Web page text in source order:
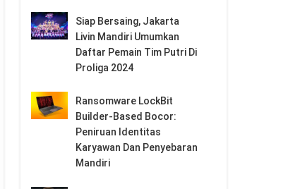
Siap Bersaing, Jakarta
Livin Mandiri Umumkan
Daftar Pemain Tim Putri Di
Proliga 2024
Ransomware LockBit
Builder-Based Bocor:
Peniruan Identitas
Karyawan Dan Penyebaran
Mandiri